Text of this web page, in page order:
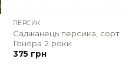
ПЕРСИК
Саджанець персика, сорт
Гонора 2 роки
375 грн